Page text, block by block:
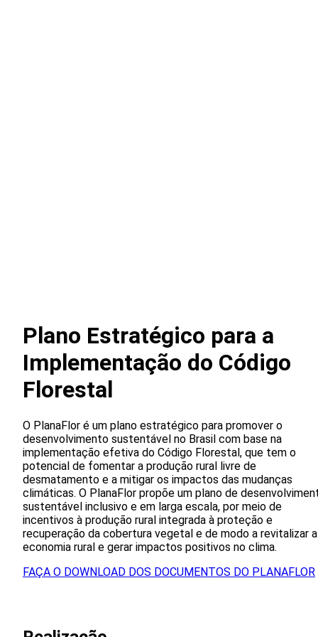
Plano Estratégico para a
Implementação do Código
Florestal
O PlanaFlor é um plano estratégico para promover o
desenvolvimento sustentável no Brasil com base na
implementação efetiva do Código Florestal, que tem o
potencial de fomentar a produção rural livre de
desmatamento e a mitigar os impactos das mudanças
climáticas. O PlanaFlor propõe um plano de
sustentável inclusivo e em larga escala, por meio de
incentivos à produção rural integrada à proteção e
recuperação da cobertura vegetal e de modo a revitalizar a
economia rural e gerar impactos positivos no clima.
FAÇA O DOWNLOAD DOS DOCUMENTOS DO PLANAFLOR